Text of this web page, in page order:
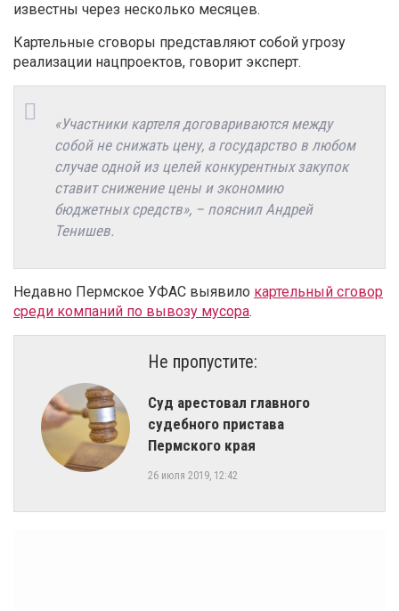
известны через несколько месяцев.
Картельные сговоры представляют собой угрозу
реализации нацпроектов, говорит эксперт.
«Участники картеля договариваются между
собой не снижать цену, а государство в любом
случае одной из целей конкурентных закупок
ставит снижение цены и экономию
бюджетных средств», – пояснил Андрей
Тенишев.
Недавно Пермское УФАС выявило картельный сговор
среди компаний по вывозу мусора.
Не пропустите:
Суд арестовал главного
судебного пристава
Пермского края
26 июля 2019, 12:42